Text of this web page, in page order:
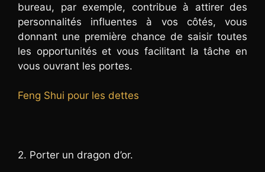
bureau, par exemple, contribue à attirer des
personnalités influentes à vos côtés, vous
donnant une première chance de saisir toutes
les opportunités et vous facilitant la tâche en
vous ouvrant les portes.
Feng Shui pour les dettes
2. Porter un dragon d’or.